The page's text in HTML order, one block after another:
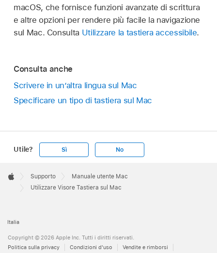
macOS, che fornisce funzioni avanzate di scrittura
e altre opzioni per rendere più facile la navigazione
sul Mac. Consulta Utilizzare la tastiera accessibile.
Consulta anche
Scrivere in un’altra lingua sul Mac
Specificare un tipo di tastiera sul Mac
Utile? Sì No
Footer

Apple
Supporto
Manuale utente Mac
Utilizzare Visore Tastiera sul Mac
Italia
Copyright © 2026 Apple Inc. Tutti i diritti riservati.
Politica sulla privacy
Condizioni d'uso Vendite e rimborsi